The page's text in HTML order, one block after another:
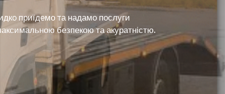
приїдемо та надамо послуги
безпекою та акуратністю.